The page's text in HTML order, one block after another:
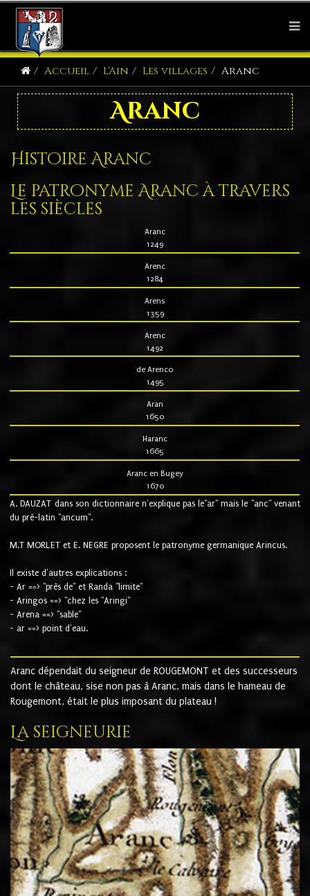
Accueil L'Ain Les villages Aranc
Aranc
Histoire Aranc
Le patronyme Aranc à travers
les siècles
Aranc
1249
Arenc
1284
Arens
1359
Arenc
1492
de Arenco
1495
Aran
1650
Haranc
1665
Aranc en Bugey
1670
A. DAUZAT dans son dictionnaire n'explique pas le"ar" mais le "anc" venant
du pré-latin "ancum".
M.T MORLET et E. NEGRE proposent le patronyme germanique Arincus.
Il existe d'autres explications :
- Ar ==> "près de" et Randa "limite"
- Aringos ==> "chez les "Aringi"
- Arena ==> "sable"
- ar ==> point d'eau.
Aranc dépendait du seigneur de ROUGEMONT et des successeurs
dont le château, sise non pas à Aranc, mais dans le hameau de
Rougemont, était le plus imposant du plateau !
La seigneurie